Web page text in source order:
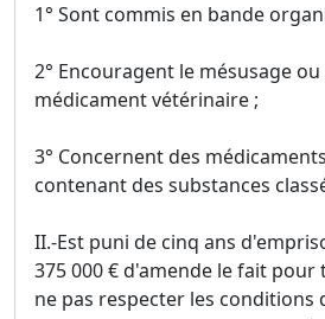
1° Sont commis en bande
2° Encouragent le mésusage
médicament vétérinaire ;
3° Concernent des
contenant des substances
II.-Est puni de cinq ans
375 000 € d'amende le fait
ne pas respecter les